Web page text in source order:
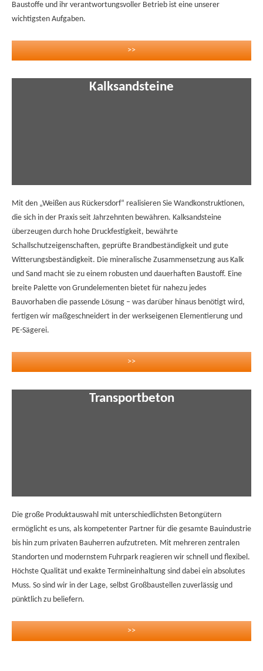
Baustoffe und ihr verantwortungsvoller Betrieb ist eine unserer
wichtigsten Aufgaben.
>>
Kalksandsteine
Mit den „Weißen aus Rückersdorf“ realisieren Sie Wandkonstruktionen,
die sich in der Praxis seit Jahrzehnten bewähren. Kalksandsteine
überzeugen durch hohe Druckfestigkeit, bewährte
Schallschutzeigenschaften, geprüfte Brandbeständigkeit und gute
Witterungsbeständigkeit. Die mineralische Zusammensetzung aus Kalk
und Sand macht sie zu einem robusten und dauerhaften Baustoff. Eine
breite Palette von Grundelementen bietet für nahezu jedes
Bauvorhaben die passende Lösung – was darüber hinaus benötigt wird,
fertigen wir maßgeschneidert in der werkseigenen Elementierung und
PE-Sägerei.
>>
Transportbeton
Die große Produktauswahl mit unterschiedlichsten Betongütern
ermöglicht es uns, als kompetenter Partner für die gesamte Bauindustrie
bis hin zum privaten Bauherren aufzutreten. Mit mehreren zentralen
Standorten und modernstem Fuhrpark reagieren wir schnell und flexibel.
Höchste Qualität und exakte Termineinhaltung sind dabei ein absolutes
Muss. So sind wir in der Lage, selbst Großbaustellen zuverlässig und
pünktlich zu beliefern.
>>